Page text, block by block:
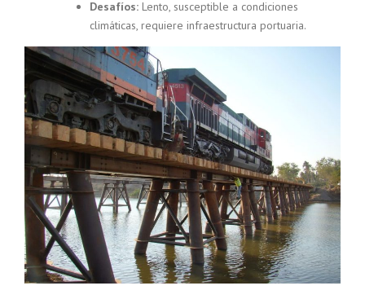
Desafíos: Lento, susceptible a condiciones
climáticas, requiere infraestructura portuaria.